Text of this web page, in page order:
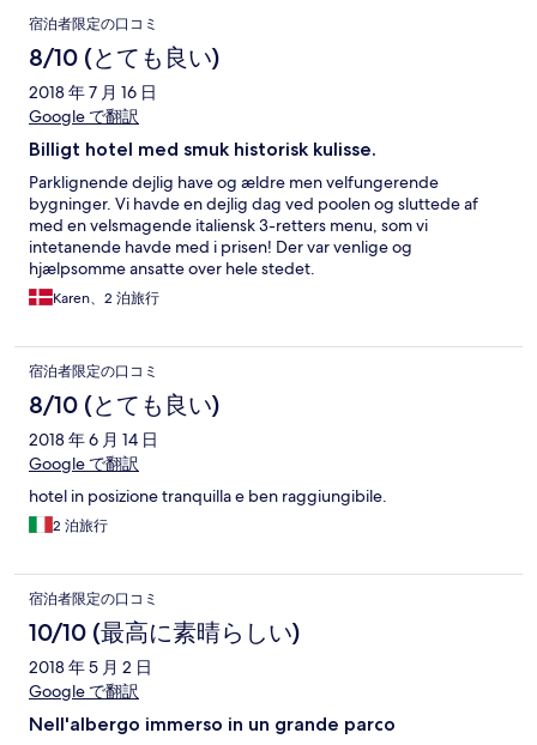
sapere al momento poiché sarei potuta passare solo quel
pomeriggio a prenderlo.
宿泊者限定の口コミ
8/10 (とても良い)
2018 年 7 月 16 日
Google で翻訳
Billigt hotel med smuk historisk kulisse.
Parklignende dejlig have og ældre men velfungerende
bygninger. Vi havde en dejlig dag ved poolen og sluttede af
med en velsmagende italiensk 3-retters menu, som vi
intetanende havde med i prisen! Der var venlige og
hjælpsomme ansatte over hele stedet.
Karen、2 泊旅行
宿泊者限定の口コミ
8/10 (とても良い)
2018 年 6 月 14 日
Google で翻訳
hotel in posizione tranquilla e ben raggiungibile.
2 泊旅行
宿泊者限定の口コミ
10/10 (最高に素晴らしい)
2018 年 5 月 2 日
Google で翻訳
Nell'albergo immerso in un grande parco